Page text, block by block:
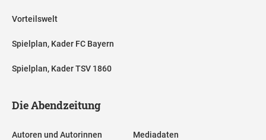
Vorteilswelt
Spielplan, Kader FC Bayern
Spielplan, Kader TSV 1860
Die Abendzeitung
Autoren und Autorinnen Mediadaten